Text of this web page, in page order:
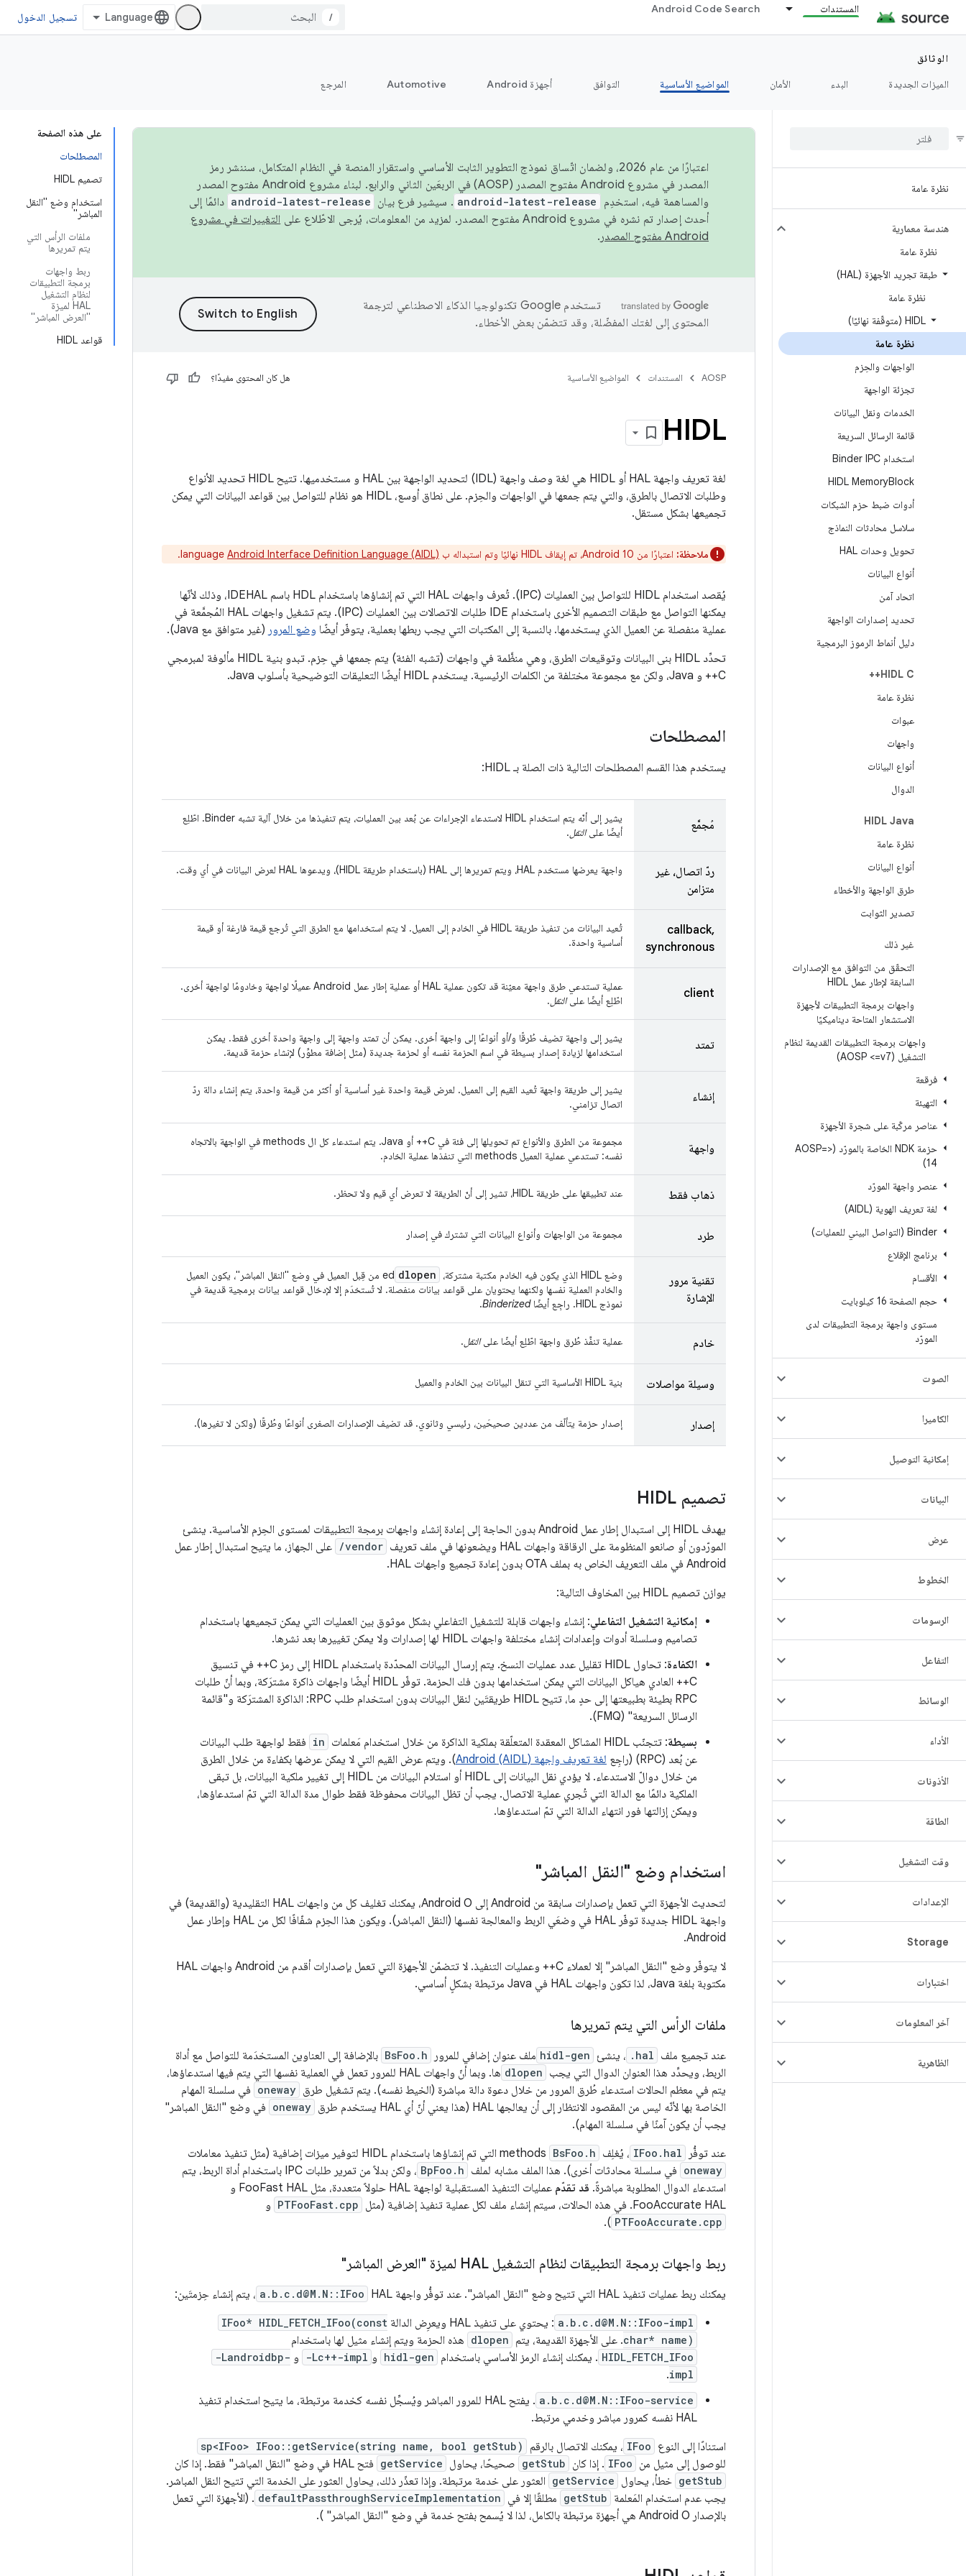
المستندات Android Code Search
/ تسجيل الدخول
الوثائق
الميزات الجديدة
البدء الأمان المواضيع الأساسية التوافق أجهزة Android Automotive المرجع
نظرة عامة
هندسة معمارية
نظرة عامة
طبقة تجريد الأجهزة (HAL)
نظرة عامة
HIDL (متوقّفة نهائيًا)
نظرة عامة
الواجهات والحِزم
تجزئة الواجهة
الخدمات ونقل البيانات
قائمة الرسائل السريعة
استخدام Binder IPC
HIDL MemoryBlock
أدوات ضبط حزم الشبكات
سلاسل محادثات النماذج
تحويل وحدات HAL
أنواع البيانات
اتحاد آمن
تحديد إصدارات الواجهة
دليل أنماط الرموز البرمجية
HIDL C++
نظرة عامة
عبوات
واجهات
أنواع البيانات
الدوال
HIDL Java
نظرة عامة
أنواع البيانات
طرق الواجهة والأخطاء
تصدير الثوابت
غير ذلك
التحقّق من التوافق مع الإصدارات
السابقة لإطار عمل HIDL
واجهات برمجة التطبيقات لأجهزة
الاستشعار المتاحة ديناميكيًا
واجهات برمجة التطبيقات القديمة لنظام
التشغيل (AOSP <=v7)
فرقعة
التهيئة
عناصر مركّبة على شجرة الأجهزة
حزمة NDK الخاصة بالمورّد (<=AOSP
14)
عنصر واجهة المورّد
لغة تعريف الهوية (AIDL)
‫Binder (التواصل البيني للعمليات)
برنامج الإقلاع
الأقسام
حجم الصفحة 16 كيلوبايت
مستوى واجهة برمجة التطبيقات لدى
المورّد
الصوت
الكاميرا
إمكانية التوصيل
البيانات
عرض
الخطوط
الرسومات
التفاعل
الوسائط
الأداء
الأذونات
الطاقة
وقت التشغيل
الإعدادات
Storage
اختبارات
آخر المعلومات
الظاهرية
على هذه الصفحة
المصطلحات
تصميم HIDL
استخدام وضع "النقل
المباشر"
ملفات الرأس التي
يتم تمريرها
ربط واجهات
برمجة التطبيقات
لنظام التشغيل
HAL لميزة
"العرض المباشر"
قواعد HIDL
اعتبارًا من عام 2026، ولضمان اتّساق نموذج التطوير الثابت الأساسي واستقرار المنصة في النظام المتكامل، سننشر رمز
المصدر في مشروع Android مفتوح المصدر (AOSP) في الربعَين الثاني والرابع. لبناء مشروع Android مفتوح المصدر
والمساهمة فيه، استخدِم
android-latest-release . سيشير فرع بيان android-latest-release دائمًا إلى
أحدث إصدار تم نشره في مشروع Android مفتوح المصدر. لمزيد من المعلومات، يُرجى الاطّلاع على
التغييرات في مشروع
Android مفتوح المصدر
.
تستخدم Google تكنولوجيا الذكاء الاصطناعي لترجمة
المحتوى إلى لغتك المفضّلة، وقد تتضمّن بعض الأخطاء.
AOSP المستندات المواضيع الأساسية هل كان المحتوى مفيدًا؟
HIDL
لغة تعريف واجهة HAL أو HIDL هي لغة وصف واجهة (IDL) لتحديد الواجهة بين HAL و مستخدميها. تتيح HIDL تحديد الأنواع
وطلبات الاتصال بالطرق، والتي يتم جمعها في الواجهات والحِزم. على نطاق أوسع، HIDL هو نظام للتواصل بين قواعد البيانات التي يمكن
تجميعها بشكل مستقل.
ملاحظة: اعتبارًا من Android 10، تم إيقاف HIDL نهائيًا وتم استبداله ب language Android Interface Definition Language (AIDL)
.
يُقصد استخدام HIDL للتواصل بين العمليات (IPC). تُعرف واجهات HAL التي تم إنشاؤها باستخدام HDL باسم IDEHAL، وذلك لأنّها
يمكنها التواصل مع طبقات التصميم الأخرى باستخدام IDE طلبات الاتصالات بين العمليات (IPC). يتم تشغيل واجهات HAL المُجمَّعة في
عملية منفصلة عن العميل الذي يستخدمها. بالنسبة إلى المكتبات التي يجب ربطها بعملية، يتوفّر أيضًا وضع المرور (غير متوافق مع Java).
تحدِّد HIDL بنى البيانات وتوقيعات الطرق، وهي منظَّمة في واجهات (تشبه الفئة) يتم جمعها في حِزم. تبدو بنية HIDL مألوفة لمبرمجي
C++ و Java، ولكن مع مجموعة مختلفة من الكلمات الرئيسية. يستخدم HIDL أيضًا التعليقات التوضيحية بأسلوب Java.
المصطلحات
يستخدم هذا القسم المصطلحات التالية ذات الصلة بـ HIDL:
مُجمَّع
يشير إلى أنّه يتم استخدام HIDL لاستدعاء الإجراءات عن بُعد بين العمليات، يتم تنفيذها من خلال آلية تشبه Binder. اطّلِع
أيضًا علىالنقل.
ردّ اتصال، غير
متزامن
واجهة يعرضها مستخدم HAL، ويتم تمريرها إلى HAL (باستخدام طريقة HIDL)، ويدعوها HAL لعرض البيانات في أي وقت.
callback,
synchronous
تُعيد البيانات من تنفيذ طريقة HIDL في الخادم إلى العميل. لا يتم استخدامها مع الطرق التي تُرجع قيمة فارغة أو قيمة
أساسية واحدة.
client
عملية تستدعي طرق واجهة معيّنة قد تكون عملية HAL أو عملية إطار عمل Android عميلًا لواجهة وخادومًا لواجهة أخرى.
اطّلِع أيضًا علىالنقل.
تمتد
يشير إلى واجهة تضيف طُرقًا و/أو أنواعًا إلى واجهة أخرى. يمكن أن تمتد واجهة إلى واجهة واحدة أخرى فقط. يمكن
استخدامها لزيادة إصدار بسيطة في اسم الحزمة نفسه أو لحزمة جديدة (مثل إضافة مطوِّر) لإنشاء حزمة قديمة.
إنشاء
يشير إلى طريقة واجهة تُعيد القيم إلى العميل. لعرض قيمة واحدة غير أساسية أو أكثر من قيمة واحدة، يتم إنشاء دالة ردّ
اتصال تزامني.
واجهة
مجموعة من الطرق والأنواع تم تحويلها إلى فئة في C++ أو Java. يتم استدعاء كل ال methods في الواجهة بالاتجاه
نفسه: تستدعي عملية العميل methods التي تنفذها عملية الخادم.
ذهاب فقط عند تطبيقها على طريقة HIDL، تشير إلى أنّ الطريقة لا تعرض أي قيم ولا تحظر.
طرد مجموعة من الواجهات وأنواع البيانات التي تشترك في إصدار
تقنية مرور
الإشارة
وضع HIDL الذي يكون فيه الخادم مكتبة مشتركة، dlopen
ed من قِبل العميل في وضع "النقل المباشر"، يكون العميل
والخادم العملية نفسها ولكنهما يحتويان على قواعد بيانات منفصلة. لا تُستخدَم إلا لإدخال قواعد بيانات برمجية قديمة في
نموذج HIDL. راجِع أيضًا
Binderized
.
خادم عملية تنفِّذ طُرق واجهة اطّلِع أيضًا علىالنقل.
وسيلة مواصلات بنية HIDL الأساسية التي تنقل البيانات بين الخادم والعميل
إصدار إصدار حزمة يتألّف من عددين صحيحَين، رئيسي وثانوي. قد تضيف الإصدارات الصغرى أنواعًا وطُرقًا (ولكن لا تغيرها).
تصميم HIDL
يهدف HIDL إلى استبدال إطار عمل Android بدون الحاجة إلى إعادة إنشاء واجهات برمجة التطبيقات لمستوى الحِزم الأساسية. ينشئ
المورّدون أو صانعو المنظومة على الرقاقة واجهات HAL ويضعونها في ملف تعريف
/vendor على الجهاز، ما يتيح استبدال إطار عمل
Android في ملف التعريف الخاص به بملف OTA بدون إعادة تجميع واجهات HAL.
يوازن تصميم HIDL بين المخاوف التالية:
إمكانية التشغيل التفاعلي: إنشاء واجهات قابلة للتشغيل التفاعلي بشكل موثوق بين العمليات التي يمكن تجميعها باستخدام
تصاميم وسلسلة أدوات وإعدادات إنشاء مختلفة واجهات HIDL لها إصدارات ولا يمكن تغييرها بعد نشرها.
الكفاءة
: تحاول HIDL تقليل عدد عمليات النسخ. يتم إرسال البيانات المحدّدة باستخدام HIDL إلى رمز C++ في تنسيق
C++ العادي هياكل البيانات التي يمكن استخدامها بدون فك الحزمة. توفّر HIDL أيضًا واجهات ذاكرة مشترَكة، وبما أنّ طلبات
RPC بطيئة بطبيعتها إلى حدٍ ما، تتيح HIDL طريقتَين لنقل البيانات بدون استخدام طلب RPC: الذاكرة المشترَكة و"قائمة
الرسائل السريعة" (FMQ).
بسيطة: تتجنّب HIDL المشاكل المعقدة المتعلّقة بملكية الذاكرة من خلال استخدام مَعلمات in فقط لواجهة طلب البيانات
عن بُعد (RPC) (راجِع
لغة تعريف واجهة Android (AIDL)
). ويتم عرض القيم التي لا يمكن عرضها بكفاءة من خلال الطرق
من خلال دوالّ الاستدعاء. لا يؤدي نقل البيانات إلى HIDL أو استلام البيانات من HIDL إلى تغيير ملكية البيانات، بل تبقى
الملكية دائمًا مع الدالة التي تُجري عملية الاتصال. يجب أن تظل البيانات محفوظة فقط طوال مدة الدالة التي تمّ استدعاؤها،
ويمكن إزالتها فور انتهاء الدالة التي تمّ استدعاؤها.
استخدام وضع "النقل المباشر"
لتحديث الأجهزة التي تعمل بإصدارات سابقة من Android إلى Android O، يمكنك تغليف كل من واجهات HAL التقليدية (والقديمة) في
واجهة HIDL جديدة توفّر HAL في وضعَي الربط والمعالجة نفسها (النقل المباشر). ويكون هذا الحِزم شفّافًا لكل من HAL وإطار عمل
Android.
لا يتوفّر وضع "النقل المباشر" إلا لعملاء C++ وعمليات التنفيذ. لا تتضمّن الأجهزة التي تعمل بإصدارات أقدم من Android واجهات HAL
مكتوبة بلغة Java، لذا تكون واجهات HAL في Java مرتبطة بشكلٍ أساسي.
ملفات الرأس التي يتم تمريرها
عند تجميع ملف .hal ، ينشئ hidl-gen ملف عنوان إضافي للمرور BsFoo.h بالإضافة إلى العناوين المستخدَمة للتواصل مع أداة
الربط، ويحدِّد هذا العنوان الدوال التي يجب dlopen
ها. وبما أنّ واجهات HAL للمرور تعمل في العملية نفسها التي يتم فيها استدعاؤها،
يتم في معظم الحالات استدعاء طُرق المرور من خلال دعوة دالة مباشرة (الخيط نفسه). يتم تشغيل طرق oneway في سلسلة المهام
الخاصة بها لأنّه ليس من المقصود الانتظار إلى أن يعالجها HAL (هذا يعني أنّ أي HAL يستخدم طرق
oneway في وضع "النقل المباشر"
يجب أن يكون آمنًا في سلسلة المهام).
عند توفُّر
IFoo.hal ، يُغلِف BsFoo.h
oneway في سلسلة محادثات أخرى). هذا الملف مشابه لملف BpFoo.h
، ولكن بدلاً من تمرير طلبات IPC باستخدام أداة الربط، يتم
استدعاء الدوال المطلوبة مباشرةً. قد تقدّم
عمليات التنفيذ المستقبلية لواجهة HAL حلولاً متعددة، مثل FooFast HAL و
FooAccurate HAL. في هذه الحالات، سيتم إنشاء ملف لكل عملية تنفيذ إضافية (مثل
PTFooFast.cpp و
PTFooAccurate.cpp
).
ربط واجهات برمجة التطبيقات لنظام التشغيل HAL لميزة "العرض المباشر"
يمكنك ربط عمليات تنفيذ HAL التي تتيح وضع "النقل المباشر". عند توفُّر واجهة HAL a.b.c.d@M.N::IFoo ، يتم إنشاء حِزمتَين:
a.b.c.d@M.N::IFoo-impl : يحتوي على تنفيذ HAL ويعرِض الدالة
IFoo* HIDL_FETCH_IFoo(const
char* name). على الأجهزة القديمة، يتم dlopen هذه الحزمة ويتم إنشاء مثيل لها باستخدام
HIDL_FETCH_IFoo . يمكنك إنشاء الرمز الأساسي باستخدام hidl-gen و -Lc++-impl و -Landroidbp-
impl
.
a.b.c.d@M.N::IFoo-service
. يفتح HAL للمرور المباشر ويُسجِّل نفسه كخدمة مرتبطة، ما يتيح استخدام تنفيذ
HAL نفسه كمرور مباشر وخدمي مرتبط.
استنادًا إلى النوع IFoo ، يمكنك الاتصال بالرقم sp<IFoo> IFoo::getService(string name, bool getStub)
للوصول إلى مثيل من IFoo . إذا كان getStub صحيحًا، يحاول getService فتح HAL في وضع "النقل المباشر" فقط. إذا كان
getStub خطأ، يحاول getService العثور على خدمة مرتبطة. وإذا تعذّر ذلك، يحاول العثور على الخدمة التي تتيح النقل المباشر.
يجب عدم استخدام المَعلمة getStub مطلقًا إلا في defaultPassthroughServiceImplementation . (الأجهزة التي تعمل
بالإصدار Android O هي أجهزة مرتبطة بالكامل، لذا لا يُسمح بفتح خدمة في وضع "النقل المباشر" ).